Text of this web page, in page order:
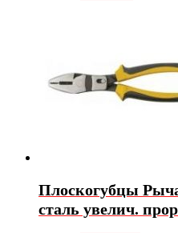
Плоскогубцы
сталь увелич.